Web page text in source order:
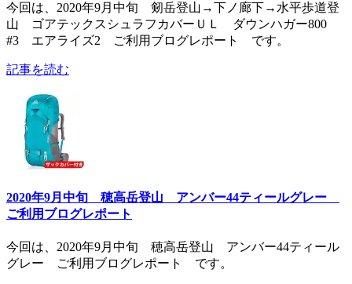
今回は、2020年9月中旬 剱岳登山→下ノ廊下→水平歩道登
山 ゴアテックスシュラフカバーＵＬ ダウンハガー800
#3 エアライズ2 ご利用ブログレポート です。
記事を読む
2020年9月中旬 穂高岳登山 アンバー44ティールグレー
ご利用ブログレポート
今回は、2020年9月中旬 穂高岳登山 アンバー44ティール
グレー ご利用ブログレポート です。